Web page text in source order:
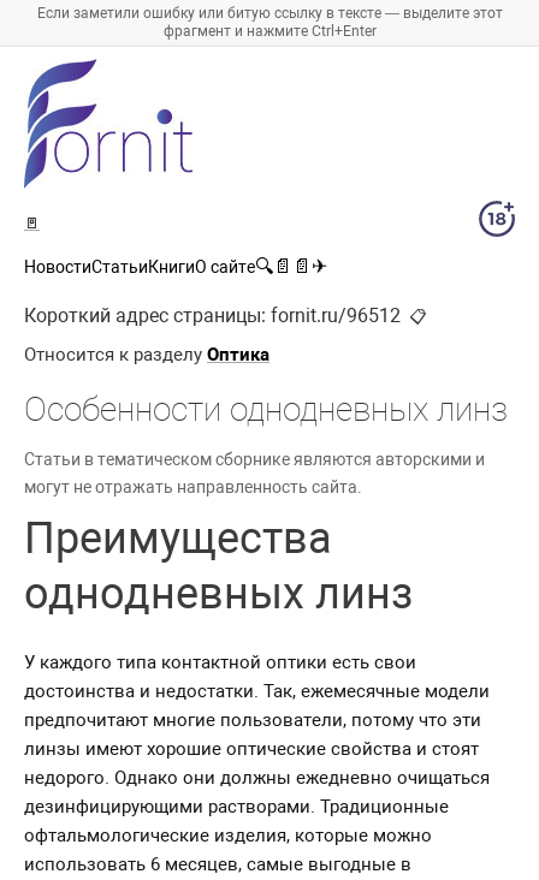
Если заметили ошибку или битую ссылку в тексте — выделите этот
фрагмент и нажмите Ctrl+Enter
🚪
НовостиСтатьиКнигиО сайте🔍 📄 📄 ✈
Короткий адрес страницы: fornit.ru/96512 📋
Относится к разделу Оптика
Особенности однодневных линз
Статьи в тематическом сборнике являются авторскими и
могут не отражать направленность сайта.
Преимущества
однодневных линз
У каждого типа контактной оптики есть свои
достоинства и недостатки. Так, ежемесячные модели
предпочитают многие пользователи, потому что эти
линзы имеют хорошие оптические свойства и стоят
недорого. Однако они должны ежедневно очищаться
дезинфицирующими растворами. Традиционные
офтальмологические изделия, которые можно
использовать 6 месяцев, самые выгодные в